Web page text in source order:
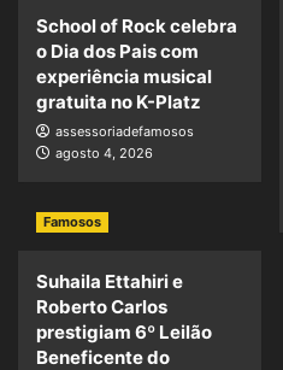
School of Rock celebra
o Dia dos Pais com
experiência musical
gratuita no K-Platz
assessoriadefamosos
agosto 4, 2026
Famosos
Suhaila Ettahiri e
Roberto Carlos
prestigiam 6º Leilão
Beneficente do